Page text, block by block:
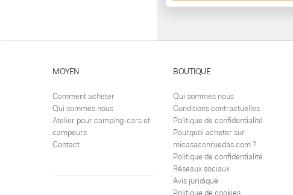
MOYEN
Comment acheter
Qui sommes nous
Atelier pour camping-cars et
campeurs
Contact
BOUTIQUE
Qui sommes nous
Conditions contractuelles
Politique de confidentialité
Pourquoi acheter sur
micasaconruedas.com ?
Politique de confidentialité
Réseaux sociaux
Avis juridique